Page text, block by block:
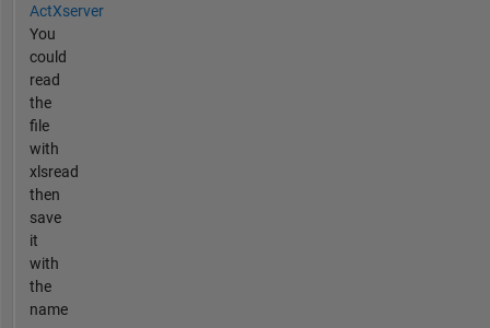
ActXserver
You
could
read
the
file
with
xlsread
then
save
it
with
the
name